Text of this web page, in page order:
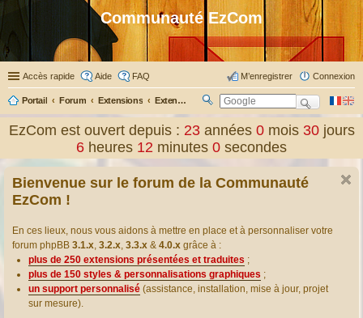
Communauté EzCom
Accès rapide Aide FAQ Connexion
M’enregistrer
Portail Forum Extensions Extensions présentées & traduites
er
EzCom est ouvert depuis : 23 années0 mois30 jours
6 heures 12 minutes 0 secondes
Bienvenue sur le forum de la Communauté
EzCom !
En ces lieux, nous vous aidons à mettre en place et à personnaliser votre
forum phpBB 3.1.x, 3.2.x, 3.3.x & 4.0.x grâce à :
plus de 250 extensions présentées et traduites ;
plus de 150 styles & personnalisations graphiques ;
un support personnalisé (assistance, installation, mise à jour, projet
sur mesure).